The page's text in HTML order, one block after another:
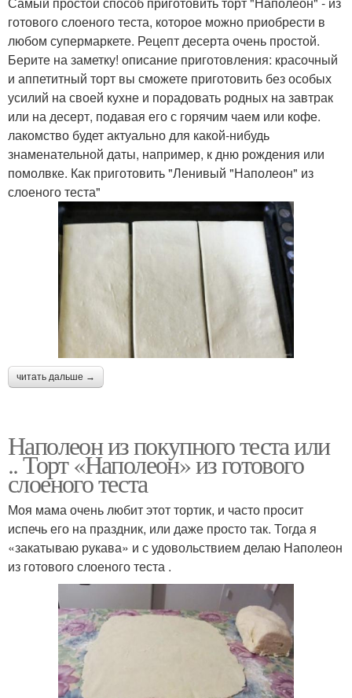
готового слоеного теста, которое можно приобрести в
любом супермаркете. Рецепт десерта очень простой.
Берите на заметку! описание приготовления: красочный
и аппетитный торт вы сможете приготовить без особых
усилий на своей кухне и порадовать родных на завтрак
или на десерт, подавая его с горячим чаем или кофе.
лакомство будет актуально для какой-нибудь
знаменательной даты, например, к дню рождения или
помолвке. Как приготовить "Ленивый "Наполеон" из
слоеного теста"
читать дальше →
Наполеон из покупного теста или
.. Торт «Наполеон» из готового
слоеного теста
Моя мама очень любит этот тортик, и часто просит
испечь его на праздник, или даже просто так. Тогда я
«закатываю рукава» и с удовольствием делаю Наполеон
из готового слоеного теста .